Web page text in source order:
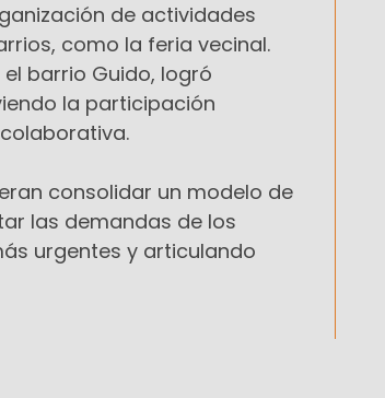
de actividades
como la feria vecinal.
barrio Guido, logró
la participación
consolidar un modelo de
las demandas de los
urgentes y articulando